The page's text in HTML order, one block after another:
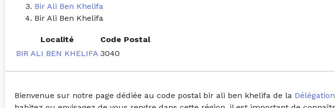
Bir Ali Ben Khelifa
Bir Ali Ben Khelifa
Localité
Code Postal
BIR ALI BEN KHELIFA 3040
Bienvenue sur notre page dédiée au code postal bir ali ben khelifa de la